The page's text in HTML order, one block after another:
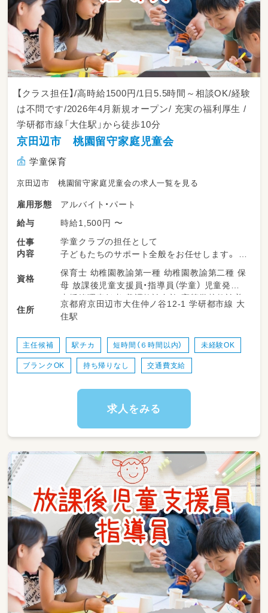
【クラス担任】/高時給1500円/1日5.5時間～相談OK/経験
は不問です/2026年4月新規オープン/ 充実の福利厚生 /
学研都市線「大住駅」から徒歩10分
京田辺市 桃園留守家庭児童会
学童保育
京田辺市 桃園留守家庭児童会の求人一覧を見る
雇用形態
アルバイト・パート
給与
時給1,500円 〜
仕事
内容
学童クラブの担任として
子どもたちのサポート全般をお任せします。
・ 放課後の子どもたちの見守りやお迎え
・室内遊びや外遊びの安全管理サポート
・季節ごとのイベントやプログラムの企画・運営
・保護者の方々への対応やコミュニケーション
・お部屋の清掃やおもちゃの消毒などや環境整
備
資格
保育士 幼稚園教諭第一種 幼稚園教諭第二種 保
母 放課後児童支援員・指導員（学童） 児童発達
支援管理責任者 養護教諭免許 高等学校教諭普
通免許 中学校教諭普通免許 小学校教諭普通免
住所
京都府京田辺市大住仲ノ谷12-1 学研都市線 大
住駅
主任候補 駅チカ 短時間（６時間以内） 未経験OK
ブランクOK 持ち帰りなし 交通費支給
求人をみる